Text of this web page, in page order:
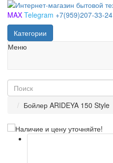
MAX Telegram +7(959)207-33-24
Категории
Меню
Бойлер ARIDEYA 150 Style